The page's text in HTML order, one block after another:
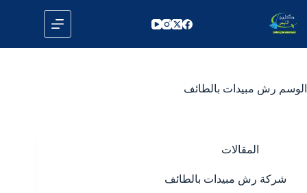
إلى
المحتوى
الوسم رش مبيدات بالطائف
المقالات
شركة رش مبيدات بالطائف